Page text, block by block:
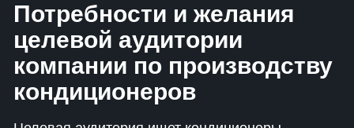
Потребности и желания
целевой аудитории
компании по производству
кондиционеров